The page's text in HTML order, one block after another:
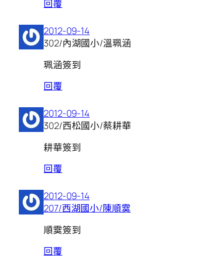
回覆
2012-09-14
302/內湖國小/溫珮涵
珮涵簽到
回覆
2012-09-14
302/西松國小/蔡耕華
耕華簽到
回覆
2012-09-14
207/西湖國小/陳順霙
順霙簽到
回覆